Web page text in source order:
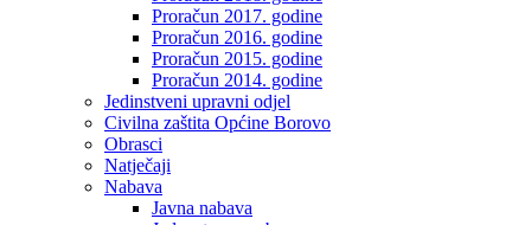
Proračun 2017. godine
Proračun 2016. godine
Proračun 2015. godine
Proračun 2014. godine
Jedinstveni upravni odjel
Civilna zaštita Općine Borovo
Obrasci
Natječaji
Nabava
Javna nabava